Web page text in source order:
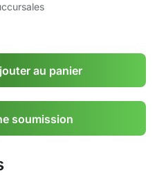
au panier
soumission